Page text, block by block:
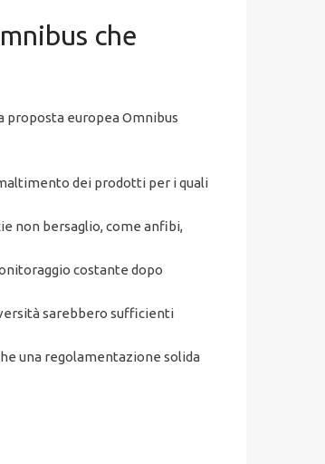
che
proposta europea Omnibus
dei prodotti per i quali
non bersaglio, come anfibi,
costante dopo
sarebbero sufficienti
una regolamentazione solida